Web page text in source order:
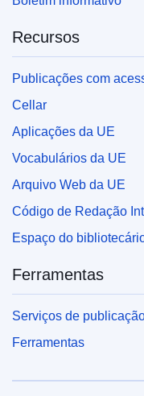
Recursos
Publicações com
Cellar
Aplicações da UE
Vocabulários da UE
Arquivo Web da UE
Código de Redação
Espaço do
Ferramentas
Serviços de
Ferramentas